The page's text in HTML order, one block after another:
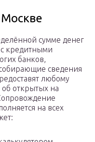
сумме денег
кредитными
банков,
сведения
любому
открытых на
на всех